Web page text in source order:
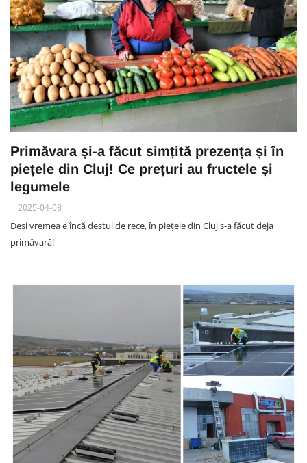
Primăvara și-a făcut simțită prezența și în
piețele din Cluj! Ce prețuri au fructele și
legumele
2025-04-08
Deși vremea e încă destul de rece, în piețele din Cluj s-a făcut deja
primăvară!